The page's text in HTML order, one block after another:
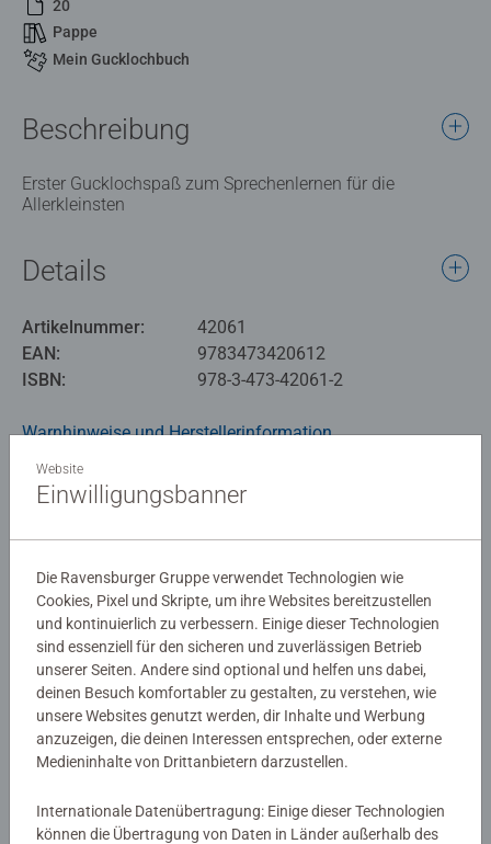
20
Pappe
Mein Gucklochbuch
Beschreibung
Erster Gucklochspaß zum Sprechenlernen für die
Allerkleinsten
Details
Artikelnummer:
42061
EAN:
9783473420612
ISBN:
978-3-473-42061-2
Warnhinweise und Herstellerinformation
Noch keine Bewertungen
abgegeben
0/0
Verfasse eine Bewertung
Richtlinien für Bewertungen
Website
Einwilligungsbanner
Die Ravensburger Gruppe verwendet Technologien wie
Cookies, Pixel und Skripte, um ihre Websites bereitzustellen
und kontinuierlich zu verbessern. Einige dieser Technologien
sind essenziell für den sicheren und zuverlässigen Betrieb
unserer Seiten. Andere sind optional und helfen uns dabei,
deinen Besuch komfortabler zu gestalten, zu verstehen, wie
unsere Websites genutzt werden, dir Inhalte und Werbung
anzuzeigen, die deinen Interessen entsprechen, oder externe
Medieninhalte von Drittanbietern darzustellen.
Internationale Datenübertragung: Einige dieser Technologien
können die Übertragung von Daten in Länder außerhalb des